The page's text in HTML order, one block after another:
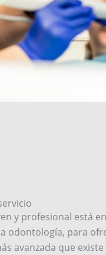
y profesional está
odontología, para
avanzada que